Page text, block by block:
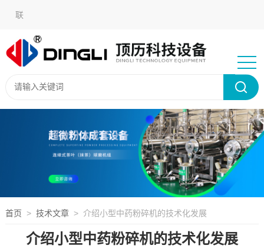
联
系 语言
首页 > 技术文章> 介绍小型中药粉碎机的技术化发展
介绍小型中药粉碎机的技术化发展